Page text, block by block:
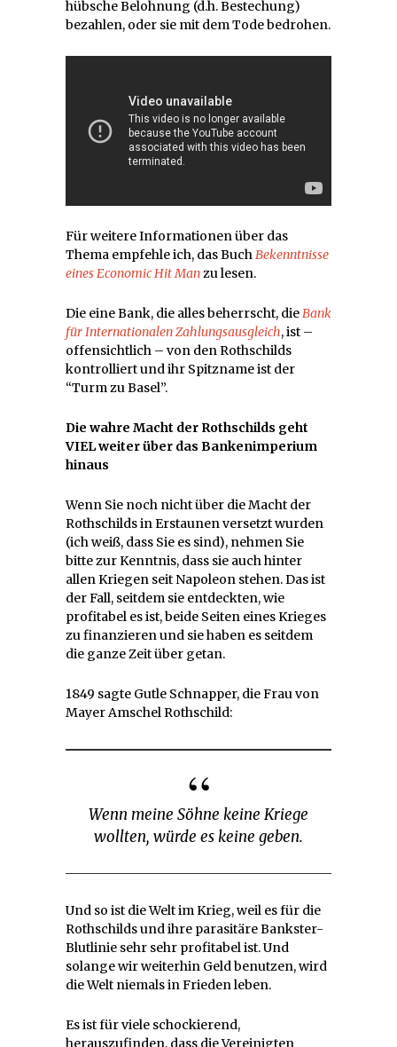
hübsche Belohnung (d.h. Bestechung)
bezahlen, oder sie mit dem Tode bedrohen.
Für weitere Informationen über das
Thema empfehle ich, das BuchBekenntnisse
eines Economic Hit Manzu lesen.
Die eine Bank, die alles beherrscht, dieBank
für Internationalen Zahlungsausgleich, ist –
offensichtlich – von den Rothschilds
kontrolliert und ihr Spitzname ist der
“Turm zu Basel”.
Die wahre Macht der Rothschilds geht
VIEL weiter über das Bankenimperium
hinaus
Wenn Sie noch nicht über die Macht der
Rothschilds in Erstaunen versetzt wurden
(ich weiß, dass Sie es sind), nehmen Sie
bitte zur Kenntnis, dass sie auch hinter
allen Kriegen seit Napoleon stehen. Das ist
der Fall, seitdem sie entdeckten, wie
profitabel es ist, beide Seiten eines Krieges
zu finanzieren und sie haben es seitdem
die ganze Zeit über getan.
1849 sagte Gutle Schnapper, die Frau von
Mayer Amschel Rothschild:
Wenn meine Söhne keine Kriege
wollten, würde es keine geben.
Und so ist die Welt im Krieg, weil es für die
Rothschilds und ihre parasitäre Bankster-
Blutlinie sehr sehr profitabel ist. Und
solange wir weiterhin Geld benutzen, wird
die Welt niemals in Frieden leben.
Es ist für viele schockierend,
herauszufinden, dass die Vereinigten